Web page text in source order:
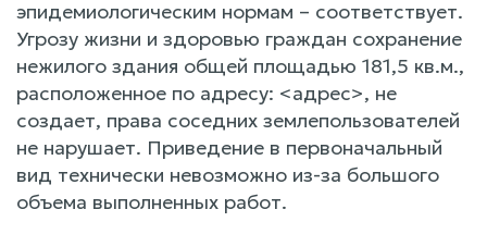
эпидемиологическим нормам – соответствует.
Угрозу жизни и здоровью граждан сохранение
нежилого здания общей площадью 181,5 кв.м.,
расположенное по адресу: <адрес>, не
создает, права соседних землепользователей
не нарушает. Приведение в первоначальный
вид технически невозможно из-за большого
объема выполненных работ.